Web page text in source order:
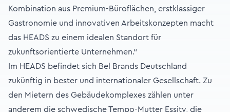
Kombination aus Premium-Büroflächen, erstklassiger
Gastronomie und innovativen Arbeitskonzepten macht
das HEADS zu einem idealen Standort für
zukunftsorientierte Unternehmen.“
Im HEADS befindet sich Bel Brands Deutschland
zukünftig in bester und internationaler Gesellschaft. Zu
den Mietern des Gebäudekomplexes zählen unter
anderem die schwedische Tempo-Mutter Essity, die